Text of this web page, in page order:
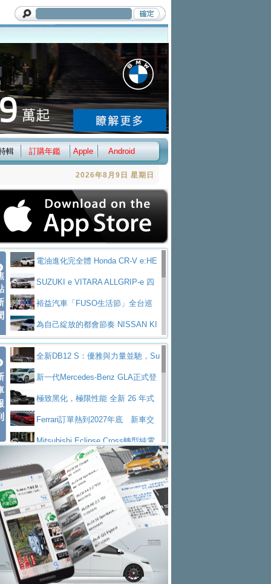
輯 訂購年鑑 Apple Android
2026年8月9日 星期日
電油進化完全體 Honda CR-V e:HE
V PrestigeSUZUKI e VITARA ALLGRIP-e 四
驅精神的純電新詮釋
裕益汽車「FUSO生活節」全台巡
迴 結合生活體驗、交通安全與購車優惠
為自己綻放的都會節奏 NISSAN KI
CKS SAKURA為品味獨具層峰買家打造的頂級座
駕，MAZDA CX-90 33T AWD Premium Ca
ptain Seat
EV
技的座駕! Ford Territory中型油電休旅
SO Super Great今日在台登場，結合先進安
ntis四品牌經銷權，全新多品牌旗艦展示中
心開幕啟用
屏東特搜大隊再添新利器 SITRAK
救助器材車買氣不衰、SUZUKI經銷商勇於開啟
全新大店，新北都鈴木占地500坪土城旗艦
展示中心開幕
2025第七屆ISUZU運轉職人挑戰賽
熱血登場 展現極致車技與專業職人精神
H2GP世界總決賽圓滿落幕 台灣團
隊表現精彩淨零減碳指標性應用 純電動水泥預
拌車 消防車除了滅火裝備還需要什麼？
一探SITRAK “準” 消防車的究竟
大益金龍初試啼聲，汽柴油5噸貨車
全新DB12 S：優雅與力量並馳，Su
per Tourer的顛峰之作
新一代Mercedes-Benz GLA正式登
場 續航最高657公里、支援320kW快充
極致黑化，極限性能 全新 26 年式
DEFENDER OCTA BLACK 限量登台
Ferrari訂單熱到2027年底 新車交
付至少得等一年以上
Mitsubishi Eclipse Cross轉型純電
休旅 87kWh電池續航超過600公里
全新BMW 318i Touring豪華旅行車
全台限量200台 進化現型
不等零關稅的紅利，Jeep品牌今日
起展開首批車交車
Volvo EX60 即將叩關，靜肅性、底
盤與數位介面搶先揭露
Audi Q9 將於 2026 年底上市 旗艦
大型 SUV 鎖定七人座豪華市場
BMW攜手漫威電影【蜘蛛人：重生
日】 Skoda 發表全新 Peaq 內裝：七人